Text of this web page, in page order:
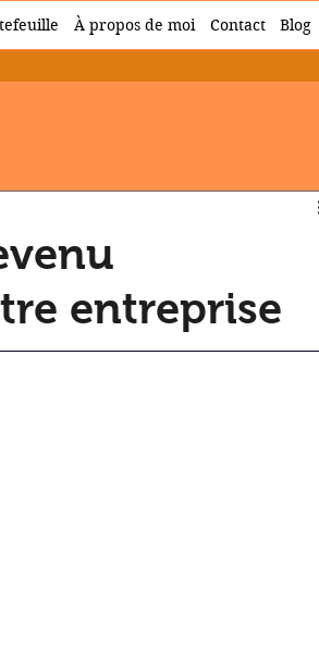
À propos de moi Contact Blog
entreprise